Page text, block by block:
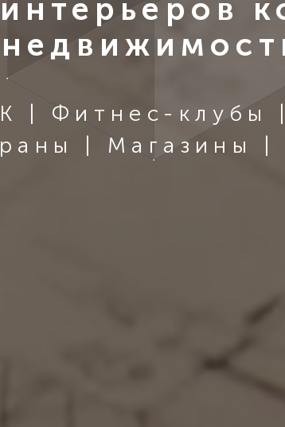
Фитнес-клубы |
| Магазины |